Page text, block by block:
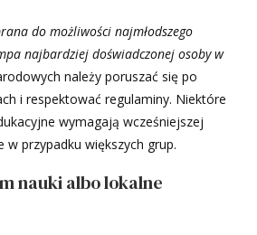
do możliwości najmłodszego
najbardziej doświadczonej osoby w
należy poruszać się po
i respektować regulaminy. Niektóre
wymagają wcześniejszej
w przypadku większych grup.
nauki albo lokalne